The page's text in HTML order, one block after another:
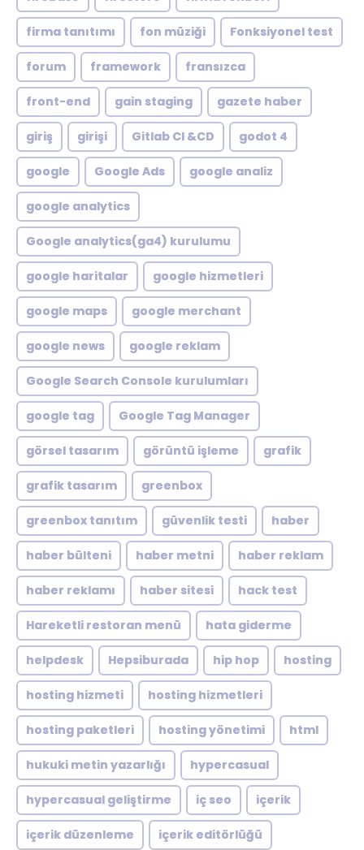
firma tanıtımı fon müziği Fonksiyonel test
forum framework fransızca
front-end gain staging gazete haber
giriş girişi Gitlab CI &CD godot 4
google Google Ads google analiz
google analytics
Google analytics(ga4) kurulumu
google haritalar google hizmetleri
google maps google merchant
google news google reklam
Google Search Console kurulumları
google tag Google Tag Manager
görsel tasarım görüntü işleme grafik
grafik tasarım greenbox
greenbox tanıtım güvenlik testi haber
haber bülteni haber metni haber reklam
haber reklamı haber sitesi hack test
Hareketli restoran menü hata giderme
helpdesk Hepsiburada hip hop hosting
hosting hizmeti hosting hizmetleri
hosting paketleri hosting yönetimi html
hukuki metin yazarlığı hypercasual
hypercasual geliştirme iç seo içerik
içerik düzenleme içerik editörlüğü